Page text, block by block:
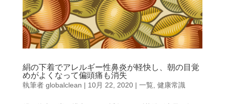
絹の下着でアレルギー性鼻炎が軽快し、朝の目覚
めがよくなって偏頭痛も消失
執筆者 globalclean | 10月 22, 2020| 一覧, 健康常識